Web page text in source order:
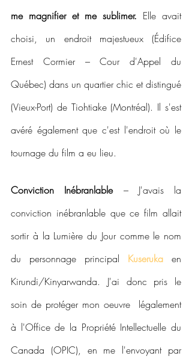
me magnifier et me sublimer. Elle avait
choisi, un endroit majestueux (Édifice
Ernest Cormier – Cour d'Appel du
Québec) dans un quartier chic et distingué
(Vieux-Port) de Tiohtiake (Montréal). Il s'est
avéré également que c'est l'endroit où le
tournage du film a eu lieu.
Conviction Inébranlable – J'avais la
conviction inébranlable que ce film allait
sortir à la Lumière du Jour comme le nom
du personnage principal Kuseruka en
Kirundi/Kinyarwanda. J'ai donc pris le
soin de protéger mon oeuvre  légalement
à l'Office de la Propriété Intellectuelle du
Canada (OPIC), en me l'envoyant par